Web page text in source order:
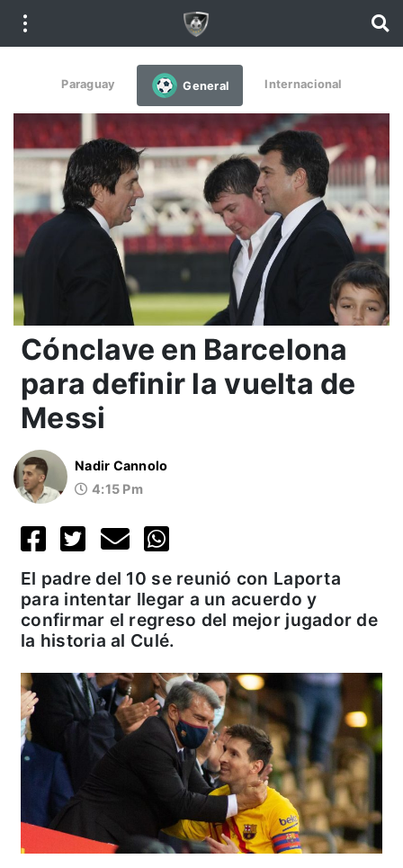
Paraguay General Internacional
Cónclave en Barcelona
para definir la vuelta de
Messi
Nadir Cannolo
4:15 Pm
El padre del 10 se reunió con Laporta
para intentar llegar a un acuerdo y
confirmar el regreso del mejor jugador de
la historia al Culé.